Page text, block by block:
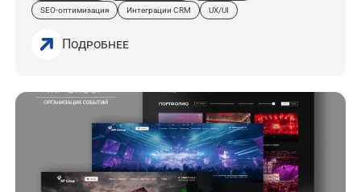
SEO-оптимизация Интеграции CRM UX/UI
Подробнее